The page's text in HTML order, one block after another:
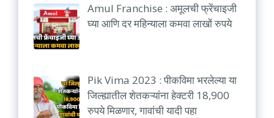
Amul Franchise : अमूलची फ्रेंचाइजी
घ्या आणि दर महिन्याला कमवा लाखों रुपये
Pik Vima 2023 : पीकविमा भरलेल्या या
जिल्ह्यातील शेतकऱ्यांना हेक्टरी 18,900
रुपये मिळणार, गावांची यादी पहा